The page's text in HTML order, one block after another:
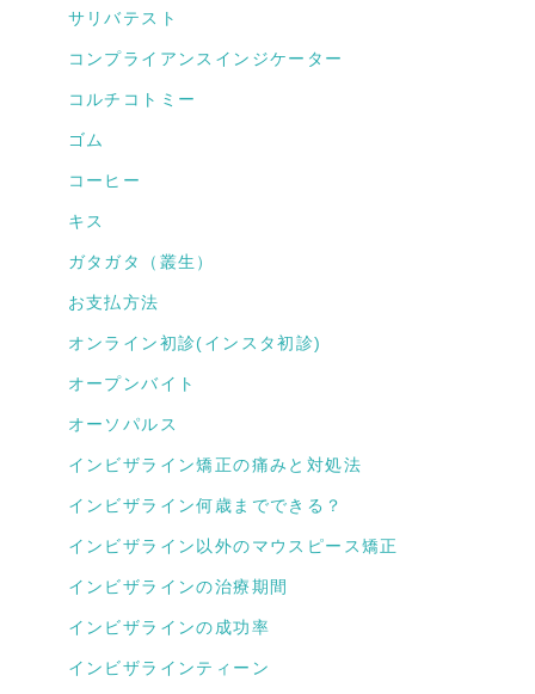
サリバテスト
コンプライアンスインジケーター
コルチコトミー
ゴム
コーヒー
キス
ガタガタ（叢生）
お支払方法
オンライン初診(インスタ初診)
オープンバイト
オーソパルス
インビザライン矯正の痛みと対処法
インビザライン何歳までできる？
インビザライン以外のマウスピース矯正
インビザラインの治療期間
インビザラインの成功率
インビザラインティーン